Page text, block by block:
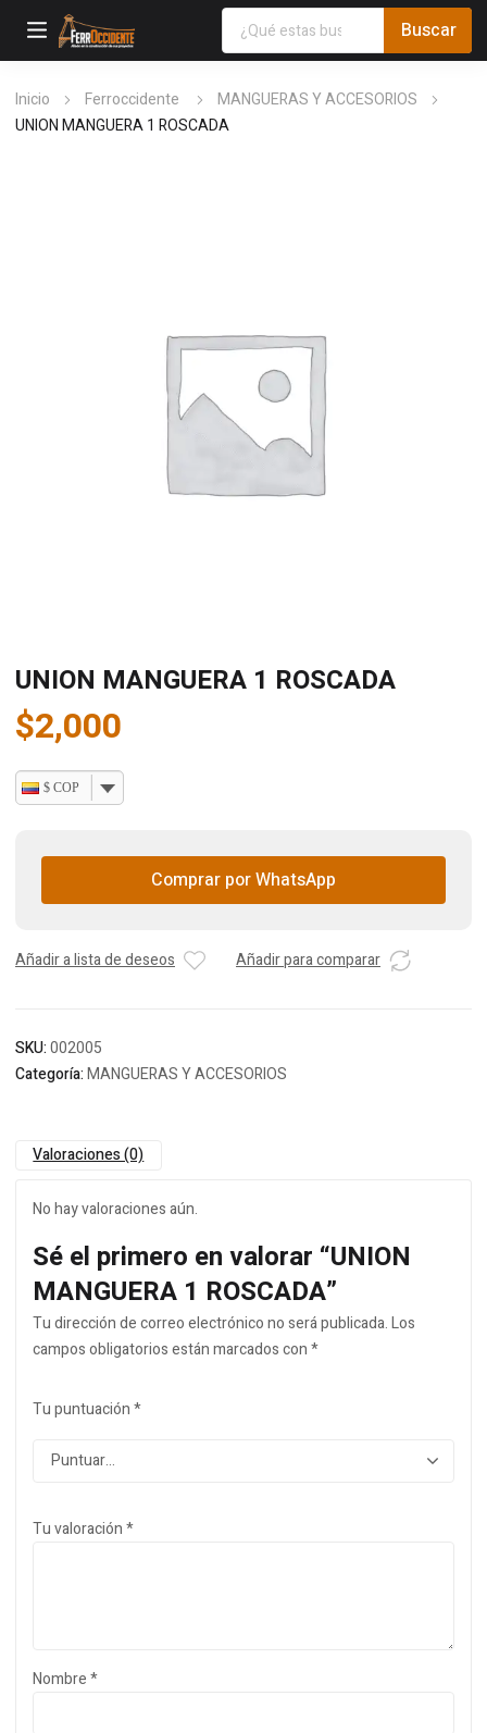
Inicio Ferroccidente
MANGUERAS Y ACCESORIOS
UNION MANGUERA 1 ROSCADA
UNION MANGUERA 1 ROSCADA
$2,000
$ COP
Comprar por WhatsApp
Añadir a lista de deseos Añadir para comparar
SKU:002005
Categoría:MANGUERAS Y ACCESORIOS
Valoraciones (0)
No hay valoraciones aún.
Sé el primero en valorar “UNION
MANGUERA 1 ROSCADA”
Tu dirección de correo electrónico no será publicada.Los
campos obligatorios están marcados con*
Tu puntuación*
Tu valoración*
Nombre*